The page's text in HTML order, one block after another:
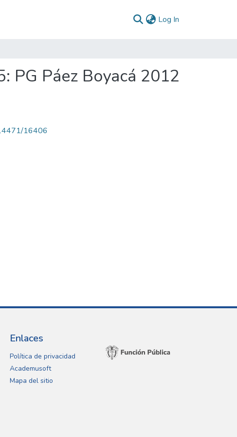
Log In
PG Páez Boyacá 2012
16406
Enlaces
Política de privacidad
Academusoft
Mapa del sitio